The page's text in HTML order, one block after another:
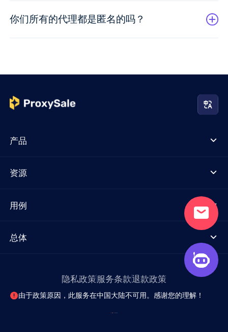
你们所有的代理都是匿名的吗？
产品
资源
用例
总体
隐私政策服务条款退款政策
由于政策原因，此服务在中国大陆不可用。感谢您的理解！